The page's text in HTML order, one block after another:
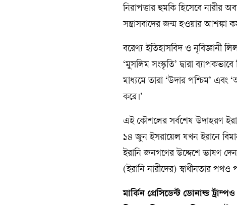
নিরাপত্তার হুমকি হিসেবে নারীর
সন্ত্রাসবাদের জন্ম হওয়ার আশঙ্কা
বরেণ্য ইতিহাসবিদ ও নৃবিজ্ঞানী
‘মুসলিম সংস্কৃতি’ দ্বারা
মাধ্যমে তারা ‘উদার পশ্চিম’
করে।’
এই কৌশলের সর্বশেষ উদাহরণ
১৪ জুন ইসরায়েল যখন ইরানে বিমান
ইরানি জনগণের উদ্দেশে ভাষণ
(ইরানি নারীদের) স্বাধীনতার
মার্কিন প্রেসিডেন্ট ডোনাল্ড